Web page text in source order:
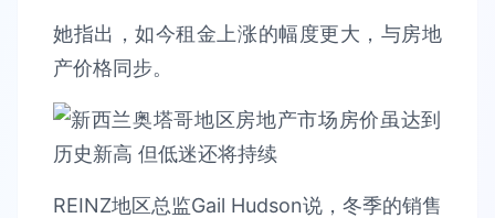
她指出，如今租金上涨的幅度更大，与房地
产价格同步。
REINZ地区总监Gail Hudson说，冬季的销售